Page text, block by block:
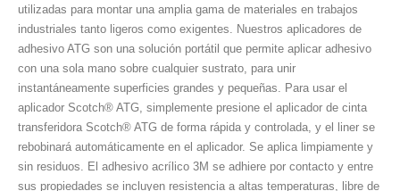
utilizadas para montar una amplia gama de materiales en trabajos
industriales tanto ligeros como exigentes. Nuestros aplicadores de
adhesivo ATG son una solución portátil que permite aplicar adhesivo
con una sola mano sobre cualquier sustrato, para unir
instantáneamente superficies grandes y pequeñas. Para usar el
aplicador Scotch® ATG, simplemente presione el aplicador de cinta
transferidora Scotch® ATG de forma rápida y controlada, y el liner se
rebobinará automáticamente en el aplicador. Se aplica limpiamente y
sin residuos. El adhesivo acrílico 3M se adhiere por contacto y entre
sus propiedades se incluyen resistencia a altas temperaturas, libre de